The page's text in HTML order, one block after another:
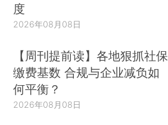
度
2026年08月08日
【周刊提前读】各地狠抓社保
缴费基数 合规与企业减负如
何平衡？
2026年08月08日